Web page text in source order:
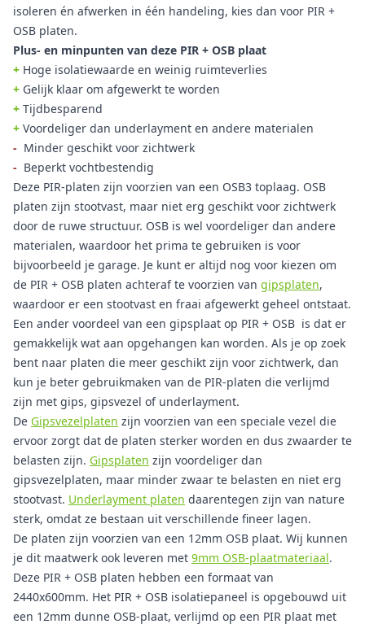
isoleren én afwerken in één handeling, kies dan voor PIR +
OSB platen.
Plus- en minpunten van deze PIR + OSB plaat
+ Hoge isolatiewaarde en weinig ruimteverlies
+ Gelijk klaar om afgewerkt te worden
+ Tijdbesparend
+ Voordeliger dan underlayment en andere materialen
- Minder geschikt voor zichtwerk
- Beperkt vochtbestendig
Deze PIR-platen zijn voorzien van een OSB3 toplaag. OSB
platen zijn stootvast, maar niet erg geschikt voor zichtwerk
door de ruwe structuur. OSB is wel voordeliger dan andere
materialen, waardoor het prima te gebruiken is voor
bijvoorbeeld je garage. Je kunt er altijd nog voor kiezen om
de PIR + OSB platen achteraf te voorzien van gipsplaten,
waardoor er een stootvast en fraai afgewerkt geheel ontstaat.
Een ander voordeel van een gipsplaat op PIR + OSB is dat er
gemakkelijk wat aan opgehangen kan worden. Als je op zoek
bent naar platen die meer geschikt zijn voor zichtwerk, dan
kun je beter gebruikmaken van de PIR-platen die verlijmd
zijn met gips, gipsvezel of underlayment.
De Gipsvezelplaten zijn voorzien van een speciale vezel die
ervoor zorgt dat de platen sterker worden en dus zwaarder te
belasten zijn. Gipsplaten zijn voordeliger dan
gipsvezelplaten, maar minder zwaar te belasten en niet erg
stootvast. Underlayment platen daarentegen zijn van nature
sterk, omdat ze bestaan uit verschillende fineer lagen.
De platen zijn voorzien van een 12mm OSB plaat. Wij kunnen
je dit maatwerk ook leveren met 9mm OSB-plaatmateriaal.
Deze PIR + OSB platen hebben een formaat van
2440x600mm. Het PIR + OSB isolatiepaneel is opgebouwd uit
een 12mm dunne OSB-plaat, verlijmd op een PIR plaat met